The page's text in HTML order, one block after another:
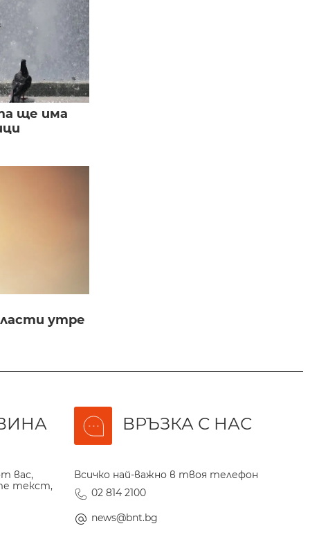
ще има
утре
вас,
текст,
ВРЪЗКА С НАС
Всичко най-важно в твоя телефон
02 814 2100
news@bnt.bg